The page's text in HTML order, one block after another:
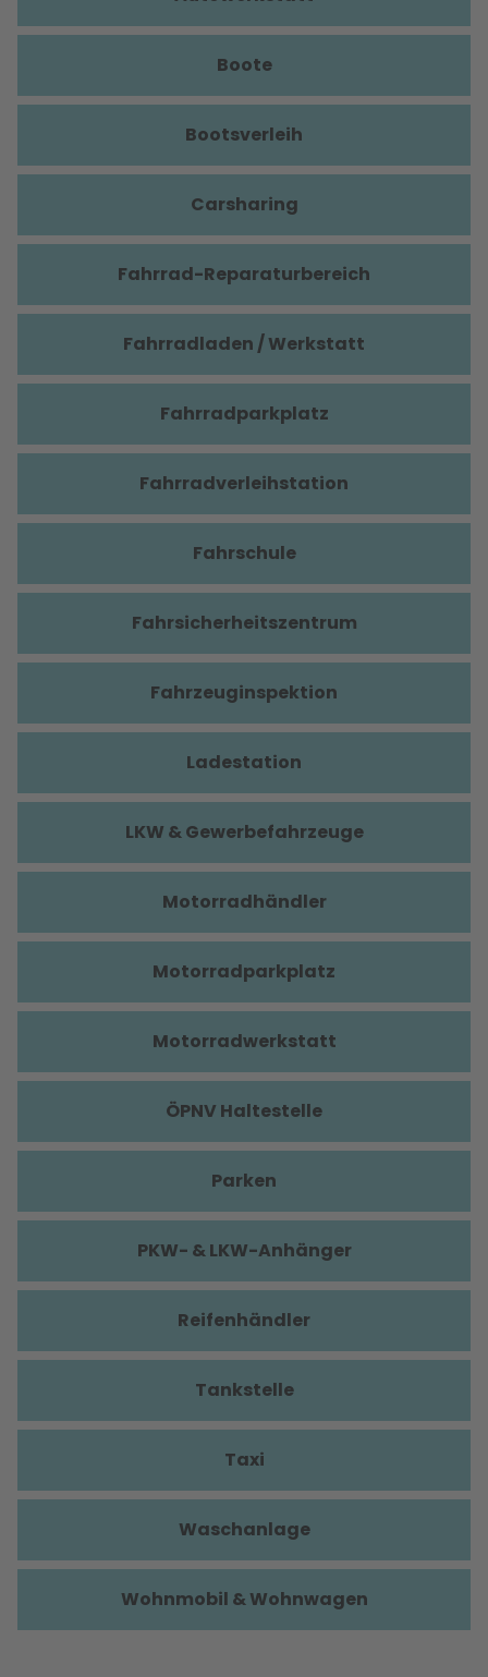
Boote
Bootsverleih
Carsharing
Fahrrad-Reparaturbereich
Fahrradladen / Werkstatt
Fahrradparkplatz
Fahrradverleihstation
Fahrschule
Fahrsicherheitszentrum
Fahrzeuginspektion
Ladestation
LKW & Gewerbefahrzeuge
Motorradhändler
Motorradparkplatz
Motorradwerkstatt
ÖPNV Haltestelle
Parken
PKW- & LKW-Anhänger
Reifenhändler
Tankstelle
Taxi
Waschanlage
Wohnmobil & Wohnwagen